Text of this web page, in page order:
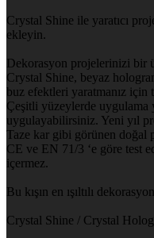
Crystal Shine ile yaratıcı
ekleyin.
Dekorasyon projelerinizi bir
Crystal Shine, beyaz
buz efektleri yaratmanız için
Çeşitli yüzeylerde uygulama
uygulayabilirsiniz. Yeni yıl
Taze kar gibi görünen doğal
CE ve EN 71/3 ‘e göre test
içermez.
Bu kışın en ışıltılı
Crystal Shine / Crystal